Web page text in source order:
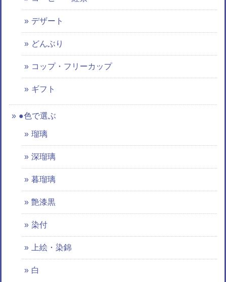
デザート
どんぶり
コップ・フリーカップ
ギフト
●色で選ぶ
瑠璃
深瑠璃
暮瑠璃
艶漆黒
染付
上絵・染錦
白